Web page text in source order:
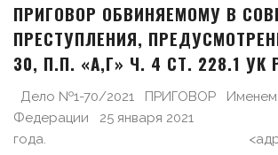
ПРИГОВОР ОБВИНЯЕМОМУ В
ПРЕСТУПЛЕНИЯ,
30, П.П. «А,Г» Ч. 4 СТ. 228.1 УК
Дело №1-70/2021 ПРИГОВОР Именем
Федерации 25 января 2021
года.